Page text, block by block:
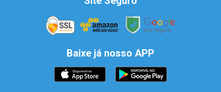
Baixe já nosso APP